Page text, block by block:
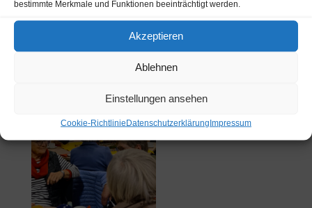
bestimmte Merkmale und Funktionen beeinträchtigt werden.
Akzeptieren
Ablehnen
Einstellungen ansehen
Cookie-RichtlinieDatenschutzerklärungImpressum